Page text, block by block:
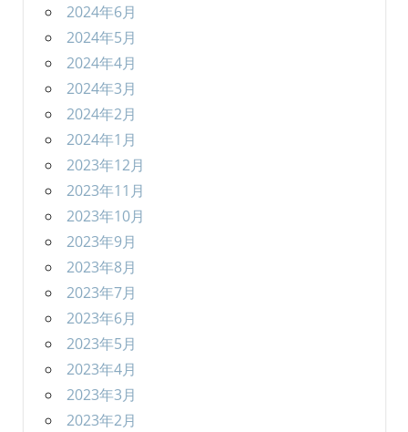
2024年6月
2024年5月
2024年4月
2024年3月
2024年2月
2024年1月
2023年12月
2023年11月
2023年10月
2023年9月
2023年8月
2023年7月
2023年6月
2023年5月
2023年4月
2023年3月
2023年2月